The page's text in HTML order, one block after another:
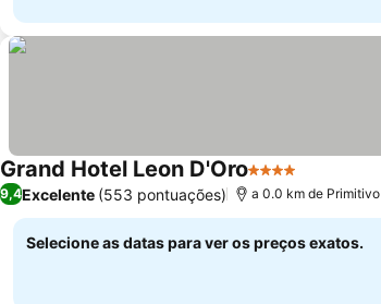
Grand Hotel Leon D'Oro4 Estrelas
9,4Excelente (553 pontuações) a 0.0 km de Primitivo
Selecione as datas para ver os preços exatos.